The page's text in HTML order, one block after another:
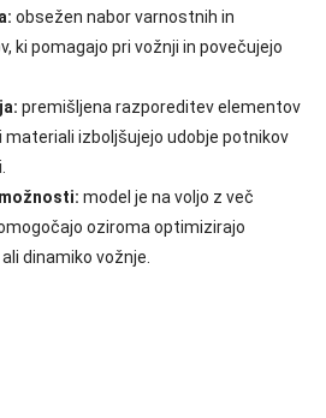
obsežen nabor varnostnih in
ki pomagajo pri vožnji in povečujejo
premišljena razporeditev elementov
materiali izboljšujejo udobje potnikov
model je na voljo z več
oziroma optimizirajo
dinamiko vožnje.